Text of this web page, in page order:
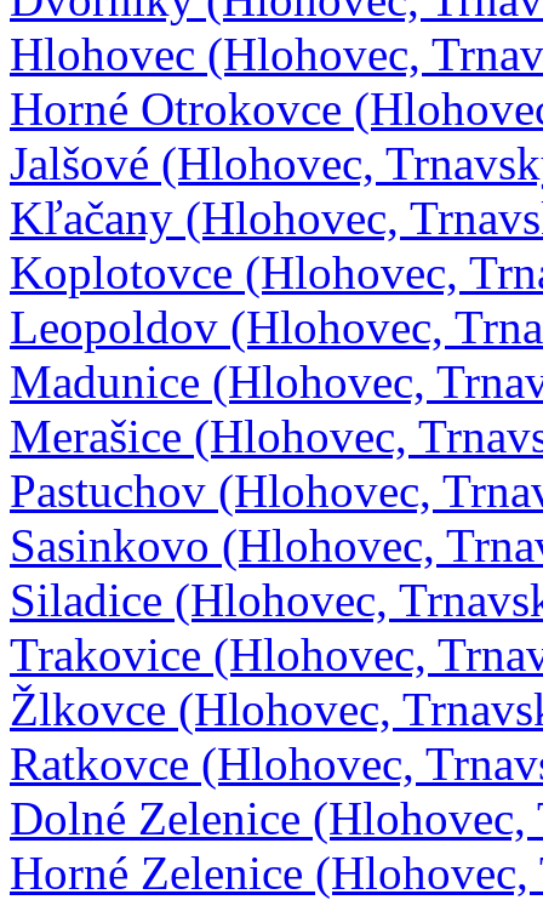
Hlohovec (Hlohovec,
Horné Otrokovce
Jalšové (Hlohovec,
Kľačany (Hlohovec,
Koplotovce (Hlohovec,
Leopoldov (Hlohovec,
Madunice (Hlohovec,
Merašice (Hlohovec,
Pastuchov (Hlohovec,
Sasinkovo (Hlohovec,
Siladice (Hlohovec,
Trakovice (Hlohovec,
Žlkovce (Hlohovec,
Ratkovce (Hlohovec,
Dolné Zelenice (Hlohovec,
Horné Zelenice